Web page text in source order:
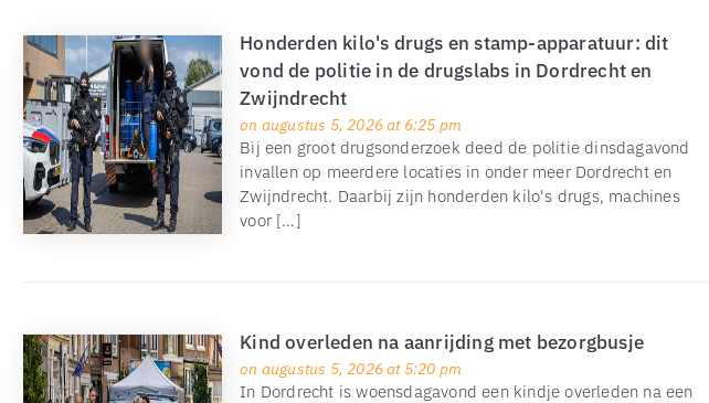
Honderden kilo's drugs en stamp-apparatuur: dit
vond de politie in de drugslabs in Dordrecht en
Zwijndrecht
on augustus 5, 2026 at 6:25 pm
Bij een groot drugsonderzoek deed de politie dinsdagavond
invallen op meerdere locaties in onder meer Dordrecht en
Zwijndrecht. Daarbij zijn honderden kilo's drugs, machines
voor […]
Kind overleden na aanrijding met bezorgbusje
on augustus 5, 2026 at 5:20 pm
In Dordrecht is woensdagavond een kindje overleden na een